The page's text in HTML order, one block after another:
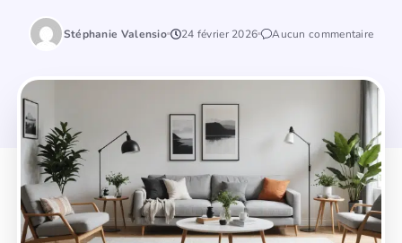
Stéphanie Valensio 24 février 2026 Aucun commentaire